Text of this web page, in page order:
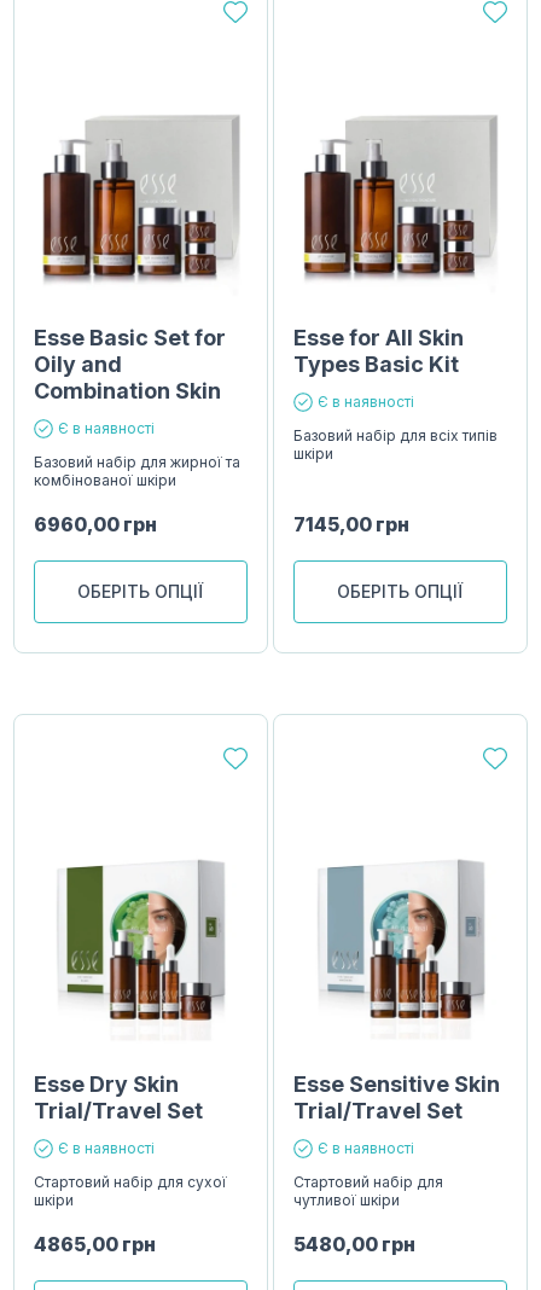
Esse Basic Set for
Oily and
Combination Skin
Є в наявності
Базовий набір для жирної та
комбінованої шкіри
6960,00 грн
ОБЕРІТЬ ОПЦІЇ
Esse for All Skin
Types Basic Kit
Є в наявності
Базовий набір для всіх типів
шкіри
7145,00 грн
ОБЕРІТЬ ОПЦІЇ
Esse Dry Skin
Trial/Travel Set
Є в наявності
Стартовий набір для сухої
шкіри
4865,00 грн
Esse Sensitive Skin
Trial/Travel Set
Є в наявності
Стартовий набір для
чутливої шкіри
5480,00 грн